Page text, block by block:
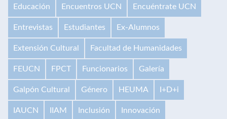
Educación Encuentros UCN Encuéntrate UCN
Entrevistas Estudiantes Ex-Alumnos
Extensión Cultural Facultad de Humanidades
FEUCN FPCT Funcionarios Galería
Galpón Cultural Género HEUMA I+D+i
IAUCN IIAM Inclusión Innovación